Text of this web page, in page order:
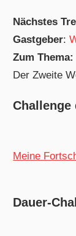
Nächstes
Gastgeber:
Zum Thema:
Der Zweite
Challenge
Meine
Dauer-